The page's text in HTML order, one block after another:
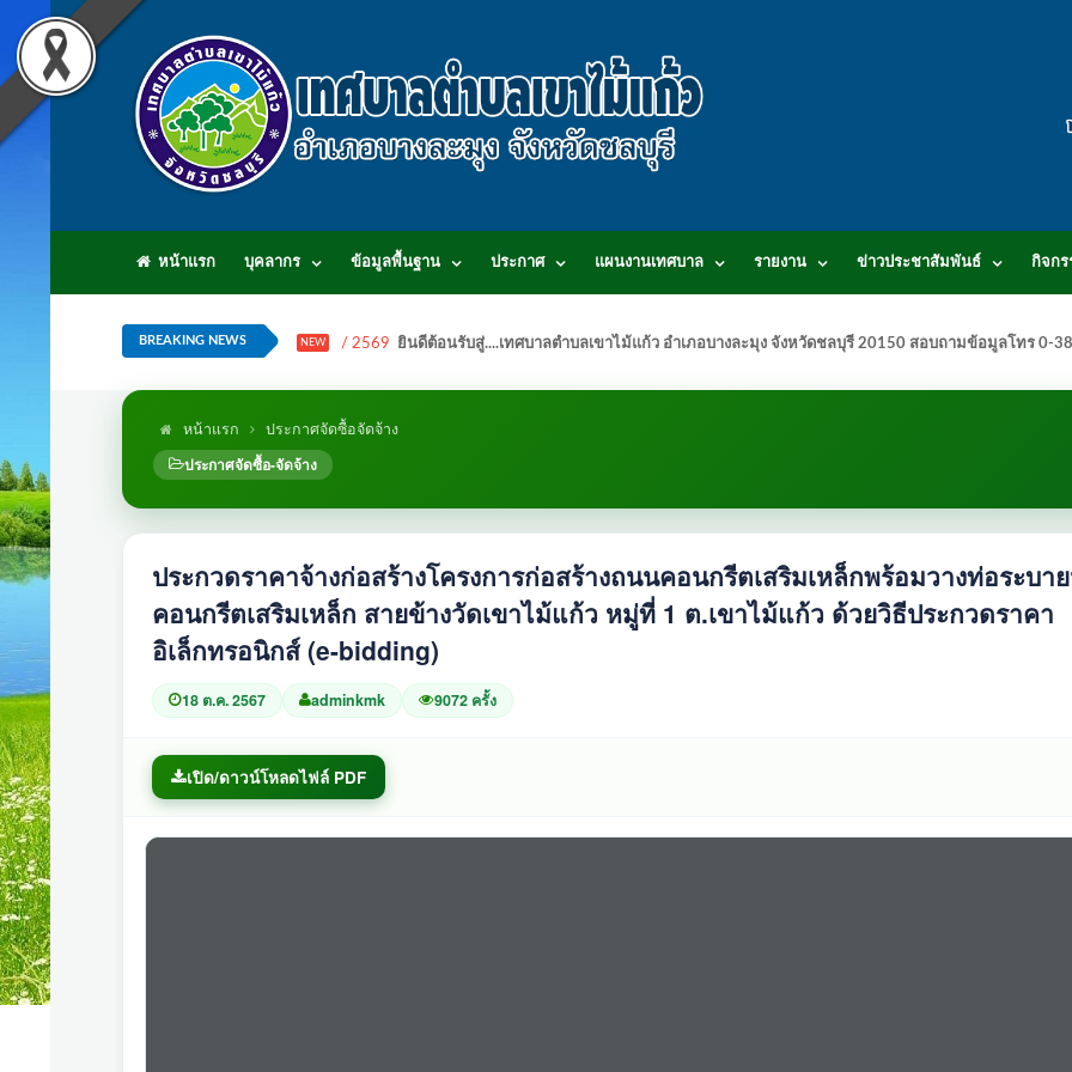
หน้าแรก บุคลากร ข้อมูลพื้นฐาน ประกาศ แผนงานเทศบาล รายงาน ข่าวประชาสัมพันธ์ กิจกร
BREAKING NEWS NEW / 2569 ยินดีต้อนรับสู่....เทศบาลตำบลเขาไม้แก้ว อำเภอบางละมุง จังหวัดชลบุรี 20150 สอบถามข้อมูลโทร 0-
หน้าแรก
ประกาศจัดซื้อจัดจ้าง
ประกาศจัดซื้อ-จัดจ้าง
ประกวดราคาจ้างก่อสร้างโครงการก่อสร้างถนนคอนกรีตเสริมเหล็กพร้อมวางท่อระบา
คอนกรีตเสริมเหล็ก สายข้างวัดเขาไม้แก้ว หมู่ที่ 1 ต.เขาไม้แก้ว ด้วยวิธีประกวดราคา
อิเล็กทรอนิกส์ (e-bidding)
18 ต.ค. 2567 adminkmk 9072 ครั้ง
เปิด/ดาวน์โหลดไฟล์ PDF